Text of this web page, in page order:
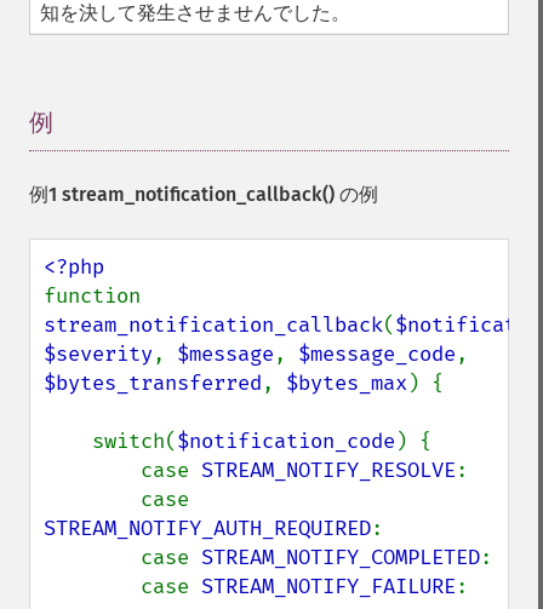
知を決して発生させませんでした。
例
例1 stream_notification_callback() の例
stream_notification_callback(
$severity, $message, $message_code
$bytes_transferred, $bytes_max ) {
    switch(
$notification_code ) {
        case
STREAM_NOTIFY_RESOLVE:
STREAM_NOTIFY_AUTH_REQUIRED:
        case
STREAM_NOTIFY_COMPLETED:
        case
STREAM_NOTIFY_FAILURE: